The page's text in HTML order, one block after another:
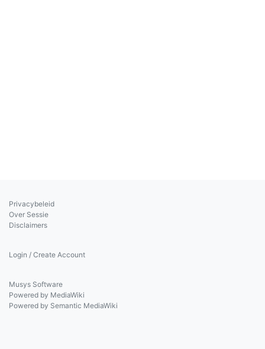
Privacybeleid
Over Sessie
Disclaimers
Login / Create Account
Musys Software
Powered by MediaWiki
Powered by Semantic MediaWiki